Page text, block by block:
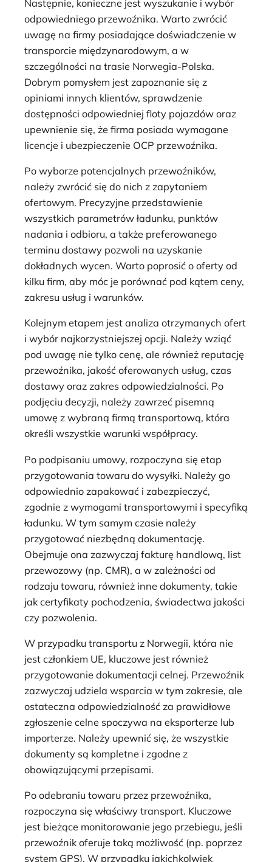
Następnie, konieczne jest wyszukanie i wybór
odpowiedniego przewoźnika. Warto zwrócić
uwagę na firmy posiadające doświadczenie w
transporcie międzynarodowym, a w
szczególności na trasie Norwegia-Polska.
Dobrym pomysłem jest zapoznanie się z
opiniami innych klientów, sprawdzenie
dostępności odpowiedniej floty pojazdów oraz
upewnienie się, że firma posiada wymagane
licencje i ubezpieczenie OCP przewoźnika.
Po wyborze potencjalnych przewoźników,
należy zwrócić się do nich z zapytaniem
ofertowym. Precyzyjne przedstawienie
wszystkich parametrów ładunku, punktów
nadania i odbioru, a także preferowanego
terminu dostawy pozwoli na uzyskanie
dokładnych wycen. Warto poprosić o oferty od
kilku firm, aby móc je porównać pod kątem ceny,
zakresu usług i warunków.
Kolejnym etapem jest analiza otrzymanych ofert
i wybór najkorzystniejszej opcji. Należy wziąć
pod uwagę nie tylko cenę, ale również reputację
przewoźnika, jakość oferowanych usług, czas
dostawy oraz zakres odpowiedzialności. Po
podjęciu decyzji, należy zawrzeć pisemną
umowę z wybraną firmą transportową, która
określi wszystkie warunki współpracy.
Po podpisaniu umowy, rozpoczyna się etap
przygotowania towaru do wysyłki. Należy go
odpowiednio zapakować i zabezpieczyć,
zgodnie z wymogami transportowymi i specyfiką
ładunku. W tym samym czasie należy
przygotować niezbędną dokumentację.
Obejmuje ona zazwyczaj fakturę handlową, list
przewozowy (np. CMR), a w zależności od
rodzaju towaru, również inne dokumenty, takie
jak certyfikaty pochodzenia, świadectwa jakości
czy pozwolenia.
W przypadku transportu z Norwegii, która nie
jest członkiem UE, kluczowe jest również
przygotowanie dokumentacji celnej. Przewoźnik
zazwyczaj udziela wsparcia w tym zakresie, ale
ostateczna odpowiedzialność za prawidłowe
zgłoszenie celne spoczywa na eksporterze lub
importerze. Należy upewnić się, że wszystkie
dokumenty są kompletne i zgodne z
obowiązującymi przepisami.
Po odebraniu towaru przez przewoźnika,
rozpoczyna się właściwy transport. Kluczowe
jest bieżące monitorowanie jego przebiegu, jeśli
przewoźnik oferuje taką możliwość (np. poprzez
system GPS). W przypadku jakichkolwiek